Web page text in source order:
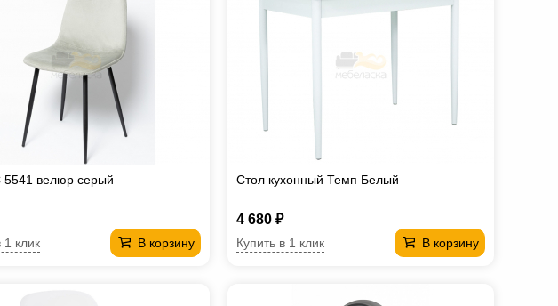
5541 велюр серый
В корзину
1 клик
Стол кухонный Темп Белый
4 680 ₽
В корзину
Купить в 1 клик